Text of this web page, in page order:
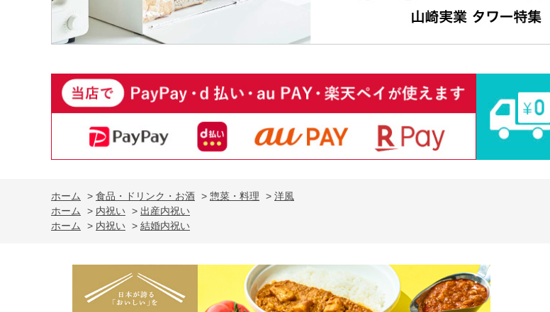
ホーム > 食品・ドリンク・お酒 > 惣菜・料理 > 洋風
ホーム
> 内祝い > 出産内祝い
ホーム
> 内祝い > 結婚内祝い